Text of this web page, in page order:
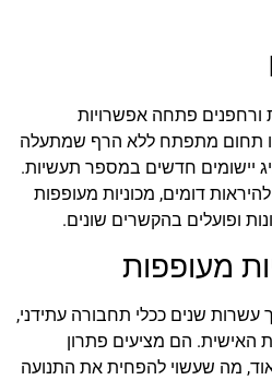
ורחפנים פתחה אפשרויות
תחום מתפתח ללא הרף שמתעלה
יישומים חדשים במספר תעשיות.
דומים, מכוניות מעופפות
ופועלים בהקשרים שונים.
מעופפות
עשרות שנים ככלי תחבורה עתידני,
האישית. הם מציעים פתרון
מה שעשוי להפחית את התנועה